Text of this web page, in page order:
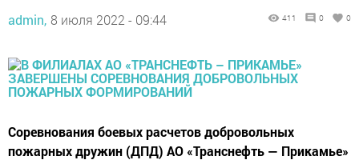
admin, 8 июля 2022 - 09:44 411 0 0
Соревнования боевых расчетов добровольных
пожарных дружин (ДПД) АО «Транснефть — Прикамье»